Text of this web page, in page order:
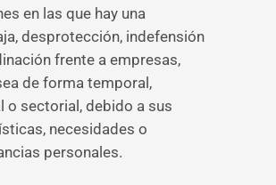
en las que hay una
desprotección, indefensión
frente a empresas,
de forma temporal,
o sectorial, debido a sus
necesidades o
personales.